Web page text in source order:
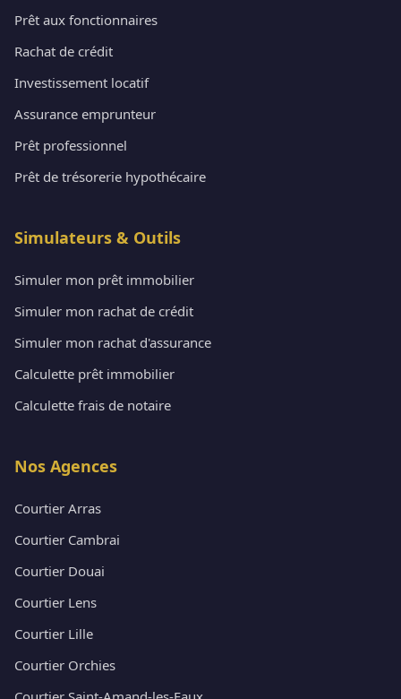
Prêt aux fonctionnaires
Rachat de crédit
Investissement locatif
Assurance emprunteur
Prêt professionnel
Prêt de trésorerie hypothécaire
Simulateurs & Outils
Simuler mon prêt immobilier
Simuler mon rachat de crédit
Simuler mon rachat d'assurance
Calculette prêt immobilier
Calculette frais de notaire
Nos Agences
Courtier Arras
Courtier Cambrai
Courtier Douai
Courtier Lens
Courtier Lille
Courtier Orchies